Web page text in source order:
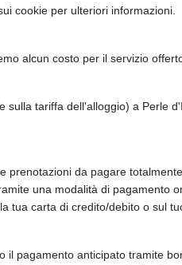
cookie per ulteriori informazioni.
alcun costo per il servizio
tariffa dell'alloggio) a Perle
da pagare
una modalità di pagamento
carta di credito/debito o sul
pagamento anticipato tramite